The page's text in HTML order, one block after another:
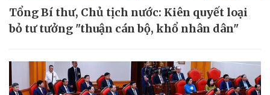
Tổng Bí thư, Chủ tịch nước: Kiên quyết loại
bỏ tư tưởng "thuận cán bộ, khổ nhân dân"